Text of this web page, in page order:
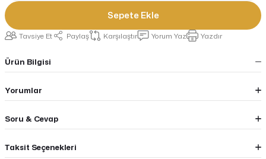
Sepete Ekle
Tavsiye Et Paylaş Karşılaştır Yorum Yaz Yazdır
Ürün Bilgisi
Yorumlar
Soru & Cevap
Taksit Seçenekleri